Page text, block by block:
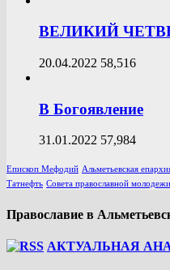
ВЕЛИКИЙ
20.04.2022 58,516
В Богоявление
31.01.2022 57,984
Епископ Мефодий Альметьевская
Татнефть Совета православной молодежи
Православие в
АКТУАЛЬНАЯ